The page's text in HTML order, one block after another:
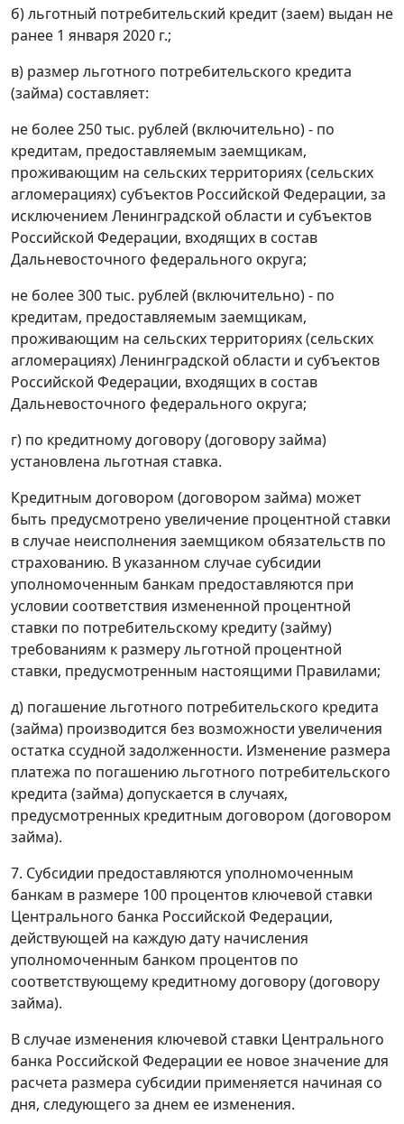
б) льготный потребительский кредит (заем) выдан не
ранее 1 января 2020 г.;
в) размер льготного потребительского кредита
(займа) составляет:
не более 250 тыс. рублей (включительно) - по
кредитам, предоставляемым заемщикам,
проживающим на сельских территориях (сельских
агломерациях) субъектов Российской Федерации, за
исключением Ленинградской области и субъектов
Российской Федерации, входящих в состав
Дальневосточного федерального округа;
не более 300 тыс. рублей (включительно) - по
кредитам, предоставляемым заемщикам,
проживающим на сельских территориях (сельских
агломерациях) Ленинградской области и субъектов
Российской Федерации, входящих в состав
Дальневосточного федерального округа;
г) по кредитному договору (договору займа)
установлена льготная ставка.
Кредитным договором (договором займа) может
быть предусмотрено увеличение процентной ставки
в случае неисполнения заемщиком обязательств по
страхованию. В указанном случае субсидии
уполномоченным банкам предоставляются при
условии соответствия измененной процентной
ставки по потребительскому кредиту (займу)
требованиям к размеру льготной процентной
ставки, предусмотренным настоящими Правилами;
д) погашение льготного потребительского кредита
(займа) производится без возможности увеличения
остатка ссудной задолженности. Изменение размера
платежа по погашению льготного потребительского
кредита (займа) допускается в случаях,
предусмотренных кредитным договором (договором
займа).
7. Субсидии предоставляются уполномоченным
банкам в размере 100 процентов ключевой ставки
Центрального банка Российской Федерации,
действующей на каждую дату начисления
уполномоченным банком процентов по
соответствующему кредитному договору (договору
займа).
В случае изменения ключевой ставки Центрального
банка Российской Федерации ее новое значение для
расчета размера субсидии применяется начиная со
дня, следующего за днем ее изменения.